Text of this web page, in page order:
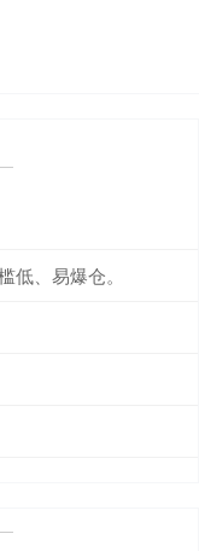
低、易爆仓。